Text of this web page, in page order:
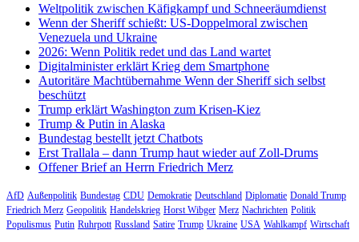
Weltpolitik zwischen Käfigkampf und Schneeräumdienst
Wenn der Sheriff schießt: US-Doppelmoral zwischen
Venezuela und Ukraine
2026: Wenn Politik redet und das Land wartet
Digitalminister erklärt Krieg dem Smartphone
Autoritäre Machtübernahme Wenn der Sheriff sich selbst
beschützt
Trump erklärt Washington zum Krisen-Kiez
Trump & Putin in Alaska
Bundestag bestellt jetzt Chatbots
Erst Trallala – dann Trump haut wieder auf Zoll-Drums
Offener Brief an Herrn Friedrich Merz
AfD Außenpolitik Bundestag CDU Demokratie Deutschland Diplomatie Donald Trump
Friedrich Merz Geopolitik Handelskrieg Horst Wibger Merz Nachrichten Politik
Populismus Putin Ruhrpott Russland Satire Trump Ukraine USA Wahlkampf Wirtschaft